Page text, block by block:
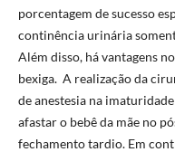
porcentagem de sucesso
continência urinária
Além disso, há vantagens
bexiga. A realização da
de anestesia na
afastar o bebê da mãe no
fechamento tardio. Em